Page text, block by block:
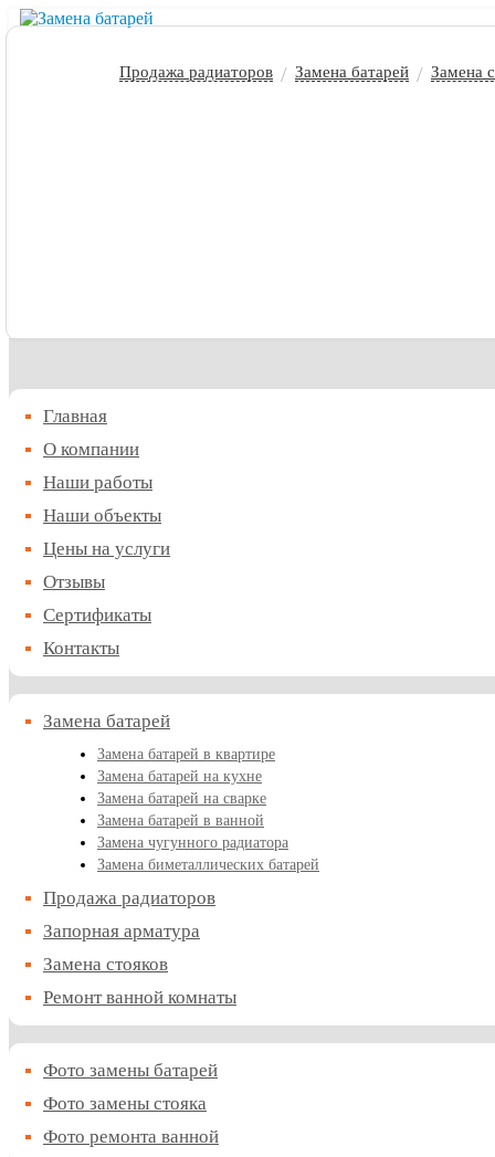
Продажа радиаторов / Замена батарей / Замена
Главная
О компании
Наши работы
Наши объекты
Цены на услуги
Отзывы
Сертификаты
Контакты
Замена батарей
Замена батарей в квартире
Замена батарей на кухне
Замена батарей на сварке
Замена батарей в ванной
Замена чугунного радиатора
Замена биметаллических батарей
Продажа радиаторов
Запорная арматура
Замена стояков
Ремонт ванной комнаты
Фото замены батарей
Фото замены стояка
Фото ремонта ванной